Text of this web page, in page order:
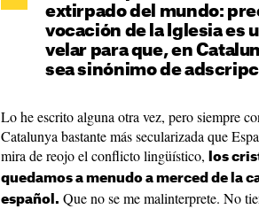
extirpado del mundo:
vocación de la Iglesia es
velar para que, en
sea sinónimo de
Lo he escrito alguna otra vez, pero siempre
Catalunya bastante más secularizada que
mira de reojo el conflicto lingüístico,
los
quedamos a menudo a merced de la
español. Que no se me malinterprete. No